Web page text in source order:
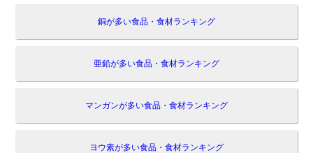
銅が多い食品・食材ランキング
亜鉛が多い食品・食材ランキング
マンガンが多い食品・食材ランキング
ヨウ素が多い食品・食材ランキング